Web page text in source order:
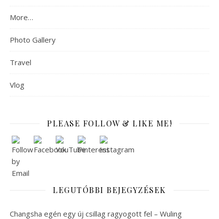
More…
Photo Gallery
Travel
Vlog
PLEASE FOLLOW & LIKE ME!
LEGUTÓBBI BEJEGYZÉSEK
Changsha egén egy új csillag ragyogott fel – Wuling